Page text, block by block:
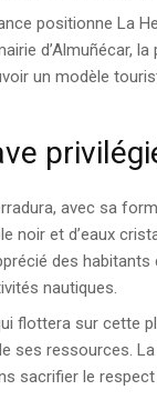
positionne La
d’Almuñécar,
un modèle
avec sa
noir et d’eaux
des
nautiques.
flottera sur cette
ses ressources.
sacrifier le